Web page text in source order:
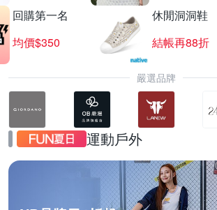
回購第一名
均價$350
休閒洞洞鞋
結帳再88折
嚴選品牌
運動戶外